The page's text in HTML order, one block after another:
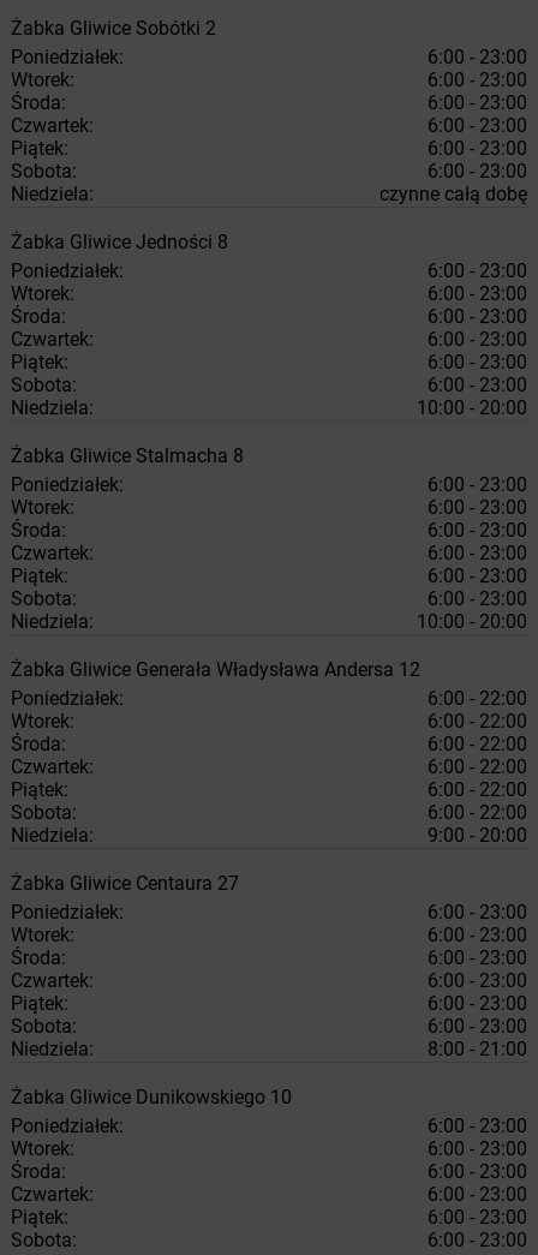
Żabka Gliwice Sobótki 2
Poniedziałek:
6:00 - 23:00
Wtorek:
6:00 - 23:00
Środa:
6:00 - 23:00
Czwartek:
6:00 - 23:00
Piątek:
6:00 - 23:00
Sobota:
6:00 - 23:00
Niedziela:
czynne całą dobę
Żabka Gliwice Jedności 8
Poniedziałek:
6:00 - 23:00
Wtorek:
6:00 - 23:00
Środa:
6:00 - 23:00
Czwartek:
6:00 - 23:00
Piątek:
6:00 - 23:00
Sobota:
6:00 - 23:00
Niedziela:
10:00 - 20:00
Żabka Gliwice Stalmacha 8
Poniedziałek:
6:00 - 23:00
Wtorek:
6:00 - 23:00
Środa:
6:00 - 23:00
Czwartek:
6:00 - 23:00
Piątek:
6:00 - 23:00
Sobota:
6:00 - 23:00
Niedziela:
10:00 - 20:00
Żabka Gliwice Generała Władysława Andersa 12
Poniedziałek:
6:00 - 22:00
Wtorek:
6:00 - 22:00
Środa:
6:00 - 22:00
Czwartek:
6:00 - 22:00
Piątek:
6:00 - 22:00
Sobota:
6:00 - 22:00
Niedziela:
9:00 - 20:00
Żabka Gliwice Centaura 27
Poniedziałek:
6:00 - 23:00
Wtorek:
6:00 - 23:00
Środa:
6:00 - 23:00
Czwartek:
6:00 - 23:00
Piątek:
6:00 - 23:00
Sobota:
6:00 - 23:00
Niedziela:
8:00 - 21:00
Żabka Gliwice Dunikowskiego 10
Poniedziałek:
6:00 - 23:00
Wtorek:
6:00 - 23:00
Środa:
6:00 - 23:00
Czwartek:
6:00 - 23:00
Piątek:
6:00 - 23:00
Sobota:
6:00 - 23:00